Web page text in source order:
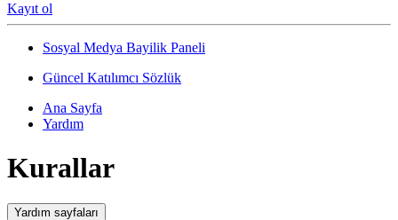
Kayıt ol
Sosyal Medya Bayilik Paneli
Güncel Katılımcı Sözlük
Ana Sayfa
Yardım
Kurallar
Yardım sayfaları